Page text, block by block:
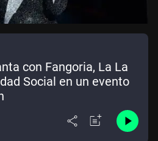
con Fangoria, La La
Social en un evento